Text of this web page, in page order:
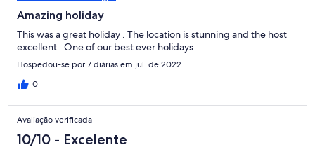
Amazing holiday
This was a great holiday . The location is stunning and the host
excellent . One of our best ever holidays
Hospedou-se por 7 diárias em jul. de 2022
0
Avaliação verificada
10/10 - Excelente